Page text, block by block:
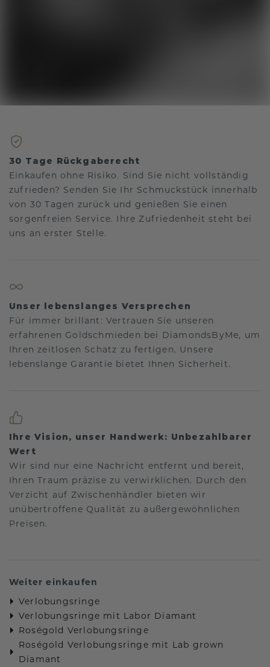
30 Tage Rückgaberecht
Einkaufen ohne Risiko. Sind Sie nicht vollständig
zufrieden? Senden Sie Ihr Schmuckstück innerhalb
von 30 Tagen zurück und genießen Sie einen
sorgenfreien Service. Ihre Zufriedenheit steht bei
uns an erster Stelle.
Unser lebenslanges Versprechen
Für immer brillant: Vertrauen Sie unseren
erfahrenen Goldschmieden bei DiamondsByMe, um
Ihren zeitlosen Schatz zu fertigen. Unsere
lebenslange Garantie bietet Ihnen Sicherheit.
Ihre Vision, unser Handwerk: Unbezahlbarer
Wert
Wir sind nur eine Nachricht entfernt und bereit,
Ihren Traum präzise zu verwirklichen. Durch den
Verzicht auf Zwischenhändler bieten wir
unübertroffene Qualität zu außergewöhnlichen
Preisen.
Weiter einkaufen
Verlobungsringe
Verlobungsringe mit Labor Diamant
Roségold Verlobungsringe
Roségold Verlobungsringe mit Lab grown
Diamant